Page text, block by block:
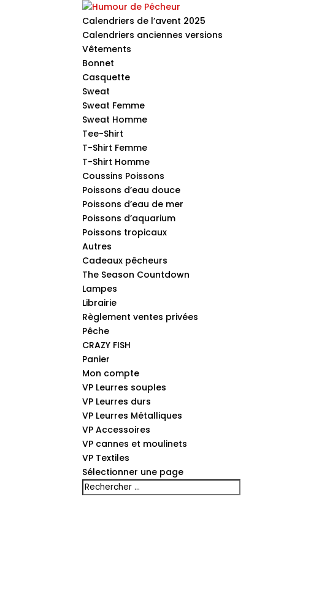
Calendriers de l’avent 2025
Calendriers anciennes versions
Vêtements
Bonnet
Casquette
Sweat
Sweat Femme
Sweat Homme
Tee-Shirt
T-Shirt Femme
T-Shirt Homme
Coussins Poissons
Poissons d’eau douce
Poissons d’eau de mer
Poissons d’aquarium
Poissons tropicaux
Autres
Cadeaux pêcheurs
The Season Countdown
Lampes
Librairie
Règlement ventes privées
Pêche
CRAZY FISH
Panier
Mon compte
VP Leurres souples
VP Leurres durs
VP Leurres Métalliques
VP Accessoires
VP cannes et moulinets
VP Textiles
Sélectionner une page